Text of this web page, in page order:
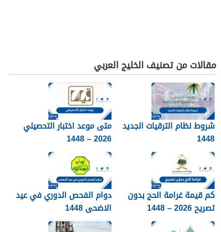
مقالات من تصنيف الخليج العربي
شروط نظام الترقيات الجديد
1448
متى موعد اختبار التحصيلي
2026 – 1448
كم قيمة غرامة الحج بدون
تصريح 2026 – 1448
دوام الفحص الدوري في عيد
الاضحى 1448